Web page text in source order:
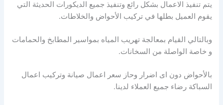
يتم تنفيذ الاعمال بشكل رائع وتنفيذ جميع الديكورات الحديثة التي
يقوم العميل بطلها في تركيب الأحواض والخلاطات.
وبالتالي القيام بمعالجة تهريب المياه بمواسير المطابخ والحمامات
و خاصة الواصلة من السخانات.
بالأحواض دون اى اضرار وحاز سعر اعمال صيانة وتركيب اعمال
السباكة رضاء جميع العملاء لدينا.